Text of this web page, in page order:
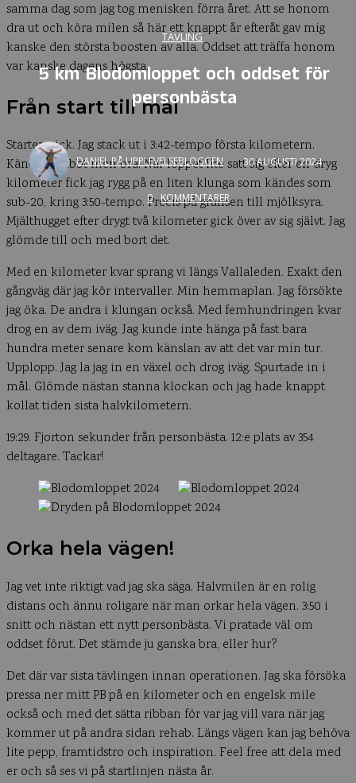
TÄVLING
5 km Blodomloppet och oddset för
personbästa
DANIEL PÅ UPPLEVELSEBLOGGEN 30 AUGUSTI 2024
0 KOMMENTARER
samma dag som jag tog menisken förra året. Att se honom
dra ut och köra milen så här ett knappt år efteråt gav mig
kanske den största boosten av alla. Oddset att träffa honom
var kanske dagens högsta.
Från start till mål
Starten gick. Jag stack ut i 3:42-tempo första kilometern.
Kändes snabbt men bra. När loppet lite satt sig efter en dryg
kilometer fick jag rygg på en liten klunga som kändes som
sub-20, kring 3:50-tempo. Precis på gränsen till mjölksyra.
Mjälthugget efter drygt två kilometer gick över av sig självt. Jag
glömde till och med bort det.
Med en kilometer kvar sprang vi längs Vallaleden. Exakt den
gångväg där jag kör intervaller. Min hemmaplan. Jag försökte
jag öka. De andra i klungan också. Med femhundringen kvar
drog en av dem iväg. Jag kunde inte hänga på fast bara
hundra meter senare kom känslan av att det var min tur.
Upplopp. Jag la jag in en växel och drog iväg. Spurtade in i
mål. Glömde nästan stanna klockan och jag hade knappt
kollat tiden sista halvkilometern.
19:29. Fjorton sekunder från personbästa. 12:e plats av 354
deltagare. Tackar!
Orka hela vägen!
Jag vet inte riktigt vad jag ska säga. Halvmilen är en rolig
distans och ännu roligare när man orkar hela vägen. 3:50 i
snitt och nästan ett nytt personbästa. Vi pratade väl om
oddset förut. Det stämde ju ganska bra, eller hur?
Det där var sista tävlingen innan operationen. Jag ska försöka
pressa ner mitt PB på en kilometer och en engelsk mile
också och med det sätta ribban för var jag vill vara när jag
kommer ut på andra sidan rehab. Längs vägen kan jag behöva
lite pepp, framtidstro och inspiration. Feel free att dela med
er och så ses vi på startlinjen nästa år.